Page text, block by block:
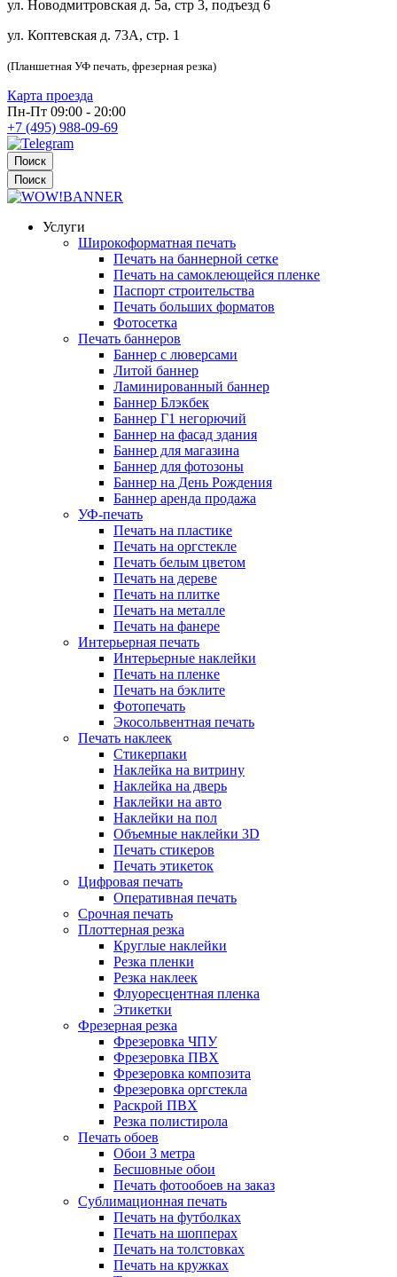
ул. Новодмитровская д. 5а, стр 3, подъезд 6
ул. Коптевская д. 73А, стр. 1
(Планшетная УФ печать, фрезерная резка)
Карта проезда
Пн-Пт 09:00 - 20:00
+7 (495) 988-09-69
Поиск
Поиск
Услуги
Широкоформатная печать
Печать на баннерной сетке
Печать на самоклеющейся пленке
Паспорт строительства
Печать больших форматов
Фотосетка
Печать баннеров
Баннер с люверсами
Литой баннер
Ламинированный баннер
Баннер Блэкбек
Баннер Г1 негорючий
Баннер на фасад здания
Баннер для магазина
Баннер для фотозоны
Баннер на День Рождения
Баннер аренда продажа
УФ-печать
Печать на пластике
Печать на оргстекле
Печать белым цветом
Печать на дереве
Печать на плитке
Печать на металле
Печать на фанере
Интерьерная печать
Интерьерные наклейки
Печать на пленке
Печать на бэклите
Фотопечать
Экосольвентная печать
Печать наклеек
Стикерпаки
Наклейка на витрину
Наклейка на дверь
Наклейки на авто
Наклейки на пол
Объемные наклейки 3D
Печать стикеров
Печать этикеток
Цифровая печать
Оперативная печать
Срочная печать
Плоттерная резка
Круглые наклейки
Резка пленки
Резка наклеек
Флуоресцентная пленка
Этикетки
Фрезерная резка
Фрезеровка ЧПУ
Фрезеровка ПВХ
Фрезеровка композита
Фрезеровка оргстекла
Раскрой ПВХ
Резка полистирола
Печать обоев
Обои 3 метра
Бесшовные обои
Печать фотообоев на заказ
Сублимационная печать
Печать на футболках
Печать на шопперах
Печать на толстовках
Печать на кружках